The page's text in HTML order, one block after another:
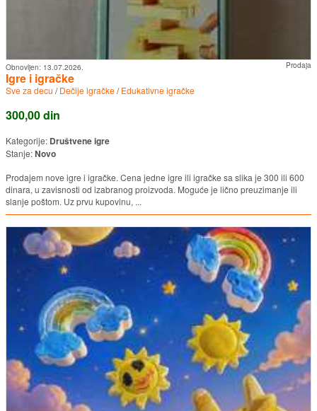
Prodaja
Obnovljen: 13.07.2026.
Igre i igračke
Sve za decu /Dečije igračke/Edukativne igračke
300,00 din
Kategorije: Društvene igre
Stanje:Novo
Prodajem nove igre i igračke. Cena jedne igre ili igračke sa slika je 300 ili 600
dinara, u zavisnosti od izabranog proizvoda. Moguće je lično preuzimanje ili
slanje poštom. Uz prvu kupovinu, ...